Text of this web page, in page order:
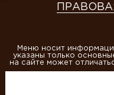
Меню носит
указаны только
на сайте может